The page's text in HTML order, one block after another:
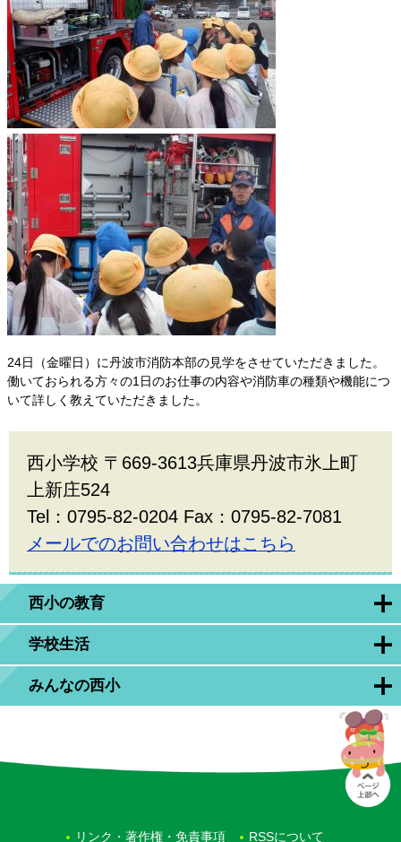
西小の教育
学校生活
みんなの西小
24日（金曜日）に丹波市消防本部の見学をさせていただきました。
働いておられる方々の1日のお仕事の内容や消防車の種類や機能につ
いて詳しく教えていただきました。
西小学校 〒669-3613兵庫県丹波市氷上町
上新庄524
Tel：0795-82-0204 Fax：0795-82-7081
メールでのお問い合わせはこちら
リンク・著作権・免責事項 RSSについて